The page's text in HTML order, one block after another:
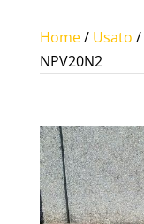
Home/ Usato /
NPV20N2